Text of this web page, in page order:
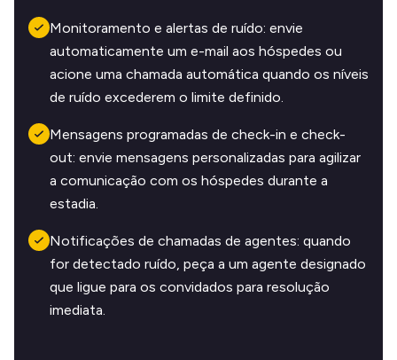
Monitoramento e alertas de ruído: envie
automaticamente um e-mail aos hóspedes ou
acione uma chamada automática quando os níveis
de ruído excederem o limite definido.
Mensagens programadas de check-in e check-
out: envie mensagens personalizadas para agilizar
a comunicação com os hóspedes durante a
estadia.
Notificações de chamadas de agentes: quando
for detectado ruído, peça a um agente designado
que ligue para os convidados para resolução
imediata.